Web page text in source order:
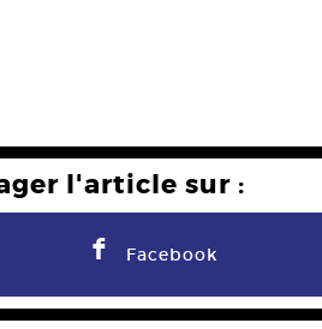
l'article sur :
F Facebook